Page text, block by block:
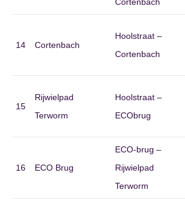
14 Cortenbach
Hoolstraat –
Cortenbach
15
Rijwielpad
Terworm
Hoolstraat –
ECObrug
16 ECO Brug
ECO-brug –
Rijwielpad
Terworm